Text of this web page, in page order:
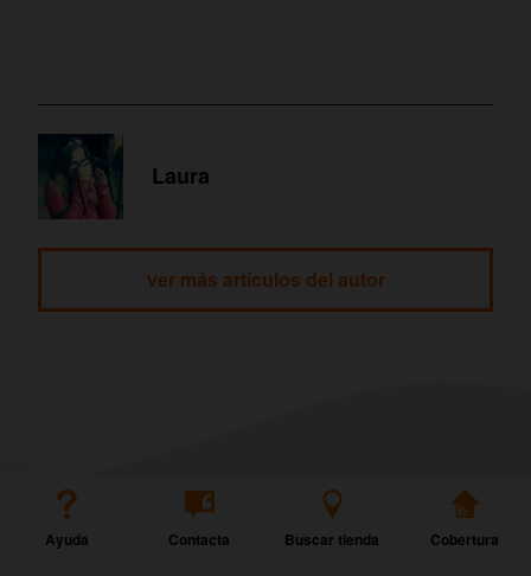
Laura
ver más artículos del autor
Ayuda Contacta Buscar tienda Cobertura